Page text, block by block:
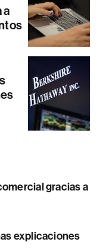
a
gracias a
explicaciones